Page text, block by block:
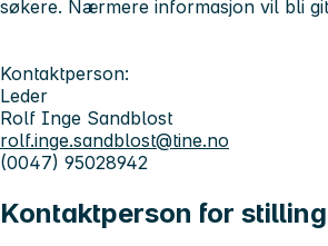
søkere. Nærmere informasjon vil bli
Kontaktperson:
Leder
Rolf Inge Sandblost
rolf.inge.sandblost@tine.no
(0047) 95028942
Kontaktperson for